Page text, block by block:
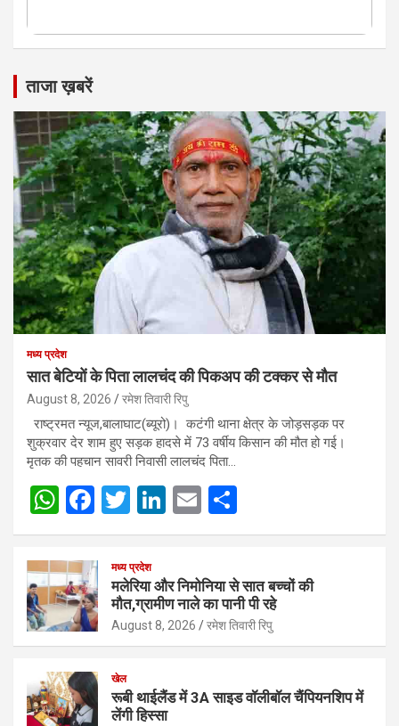
ताजा ख़बरें
मध्य प्रदेश
सात बेटियों के पिता लालचंद की पिकअप की टक्कर से मौत
August 8, 2026 रमेश तिवारी रिपु
राष्ट्रमत न्यूज,बालाघाट(ब्यूरो)। कटंगी थाना क्षेत्र के जोड़सड़क पर
शुक्रवार देर शाम हुए सड़क हादसे में 73 वर्षीय किसान की मौत हो गई।
मृतक की पहचान सावरी निवासी लालचंद पिता…
W
h
at
s
A
p
p
F
a
ce
b
o
o
k
T
wi
tt
er
Li
n
dI
n
E
m h
e
मध्य प्रदेश
मलेरिया और निमोनिया से सात बच्चों की
मौत,ग्रामीण नाले का पानी पी रहे
August 8, 2026 रमेश तिवारी रिपु
खेल
रूबी थाईलैंड में 3A साइड वॉलीबॉल चैंपियनशिप में
लेंगी हिस्सा